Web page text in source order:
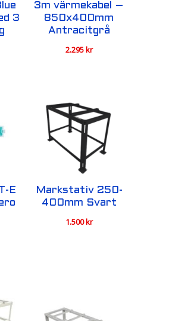
3
3m värmekabel –
850x400mm
Antracitgrå
2.295 kr
E
Markstativ 250-
400mm Svart
1.500kr